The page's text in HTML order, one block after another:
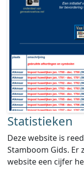
Statistieken
Deze website is
Stamboom Gids. Er
website een cijfer